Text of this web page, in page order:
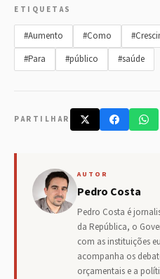
ETIQUETAS
#Aumento #Como
#Para
#público #saúde
PARTILHAR
AUTOR
Pedro Costa
Pedro Costa é
da República, o
com as instituições
acompanha os
orçamentais e a